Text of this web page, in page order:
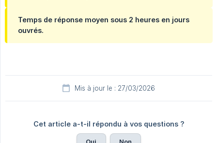
Temps de réponse moyen sous 2 heures en jours
ouvrés.
Mis à jour le : 27/03/2026
Cet article a-t-il répondu à vos questions ?